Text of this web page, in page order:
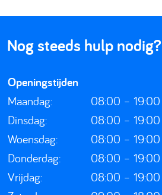
Nog steeds hulp nodig?
Openingstijden
Maandag:
08:00 – 19:00
Dinsdag:
08:00 – 19:00
Woensdag:
08:00 – 19:00
Donderdag:
08:00 – 19:00
Vrijdag:
08:00 – 19:00